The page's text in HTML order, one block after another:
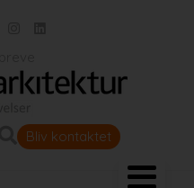
Bliv kontaktet